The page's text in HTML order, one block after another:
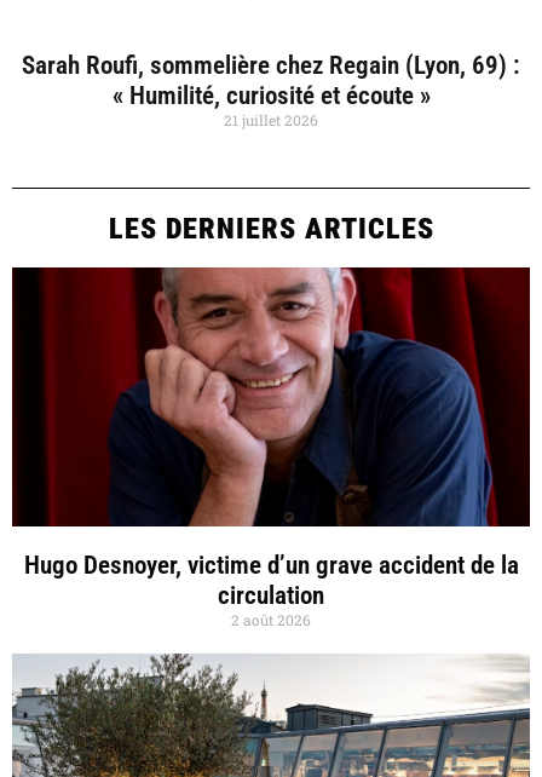
Sarah Roufi, sommelière chez Regain (Lyon, 69) :
« Humilité, curiosité et écoute »
21 juillet 2026
LES DERNIERS ARTICLES
Hugo Desnoyer, victime d’un grave accident de la
circulation
2 août 2026